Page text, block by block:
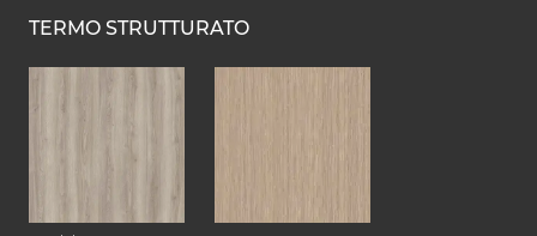
TERMO STRUTTURATO